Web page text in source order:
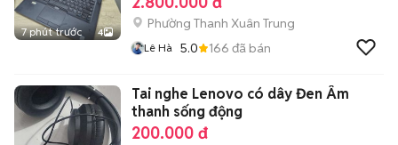
7 phút trước 4
Phường Thanh Xuân Trung
Lê Hà 5.0 166 đã bán
Tai nghe Lenovo có dây Đen Âm
thanh sống động
200.000 đ